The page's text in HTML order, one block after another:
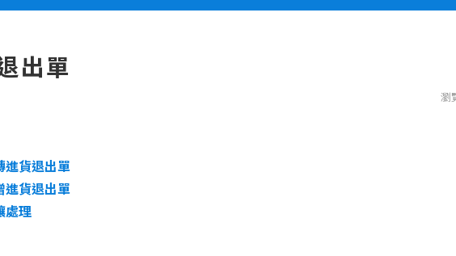
出單
瀏
進貨退出單
進貨退出單
處理